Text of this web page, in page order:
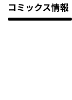
コミックス情報